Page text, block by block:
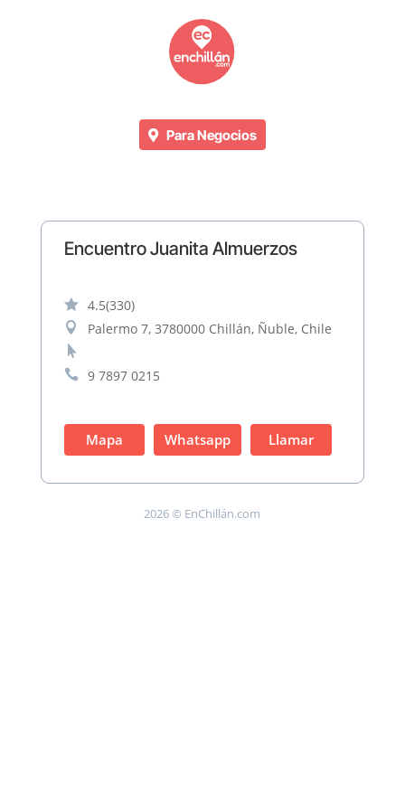
Para Negocios
Encuentro Juanita Almuerzos
 4.5(330)
 Palermo 7, 3780000 Chillán, Ñuble, Chile


9 7897 0215
Mapa Whatsapp Llamar
2026 © EnChillán.com